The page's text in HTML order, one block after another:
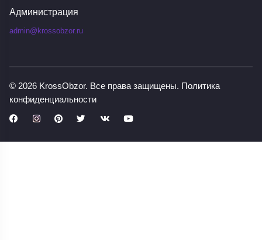
Администрация
admin@krossobzor.ru
© 2026 KrossObzor. Все права защищены. Политика
конфиденциальности